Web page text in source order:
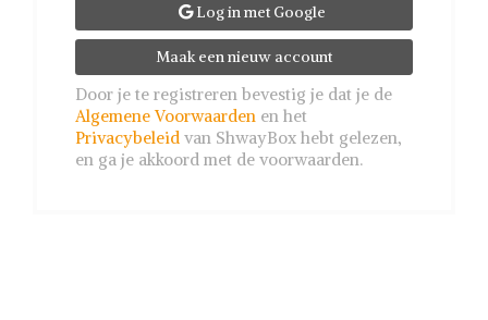
Log in met Google
Maak een nieuw account
Door je te registreren bevestig je dat je de
Algemene Voorwaarden en het
Privacybeleid van ShwayBox hebt gelezen,
en ga je akkoord met de voorwaarden.